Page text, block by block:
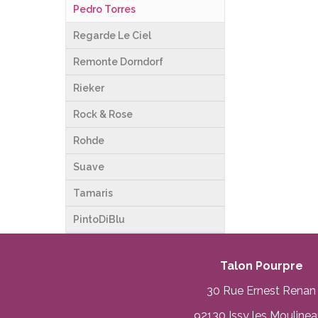
Pedro Torres
Regarde Le Ciel
Remonte Dorndorf
Rieker
Rock & Rose
Rohde
Suave
Tamaris
PintoDiBlu
Talon Pourpre
30 Rue Ernest Renan